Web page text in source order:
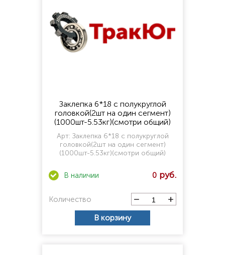
Заклепка 6*18 с полукруглой
головкой(2шт на один сегмент)
(1000шт-5.53кг)(смотри общий)
Арт: Заклепка 6*18 с полукруглой
головкой(2шт на один сегмент)
(1000шт-5.53кг)(смотри общий)
0
Количество
В корзину